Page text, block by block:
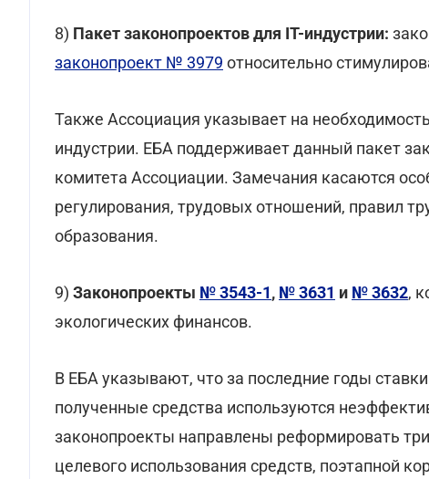
8) Пакет законопроектов для ІТ-индустрии:
законопроект № 3979 относительно
Также Ассоциация указывает на
индустрии. ЕБА поддерживает данный пакет
комитета Ассоциации. Замечания касаются
регулирования, трудовых отношений, правил
образования.
9) Законопроекты № 3543-1, № 3631 и № 3632,
экологических финансов.
В ЕБА указывают, что за последние годы
полученные средства используются
законопроекты направлены реформировать
целевого использования средств, поэтапной